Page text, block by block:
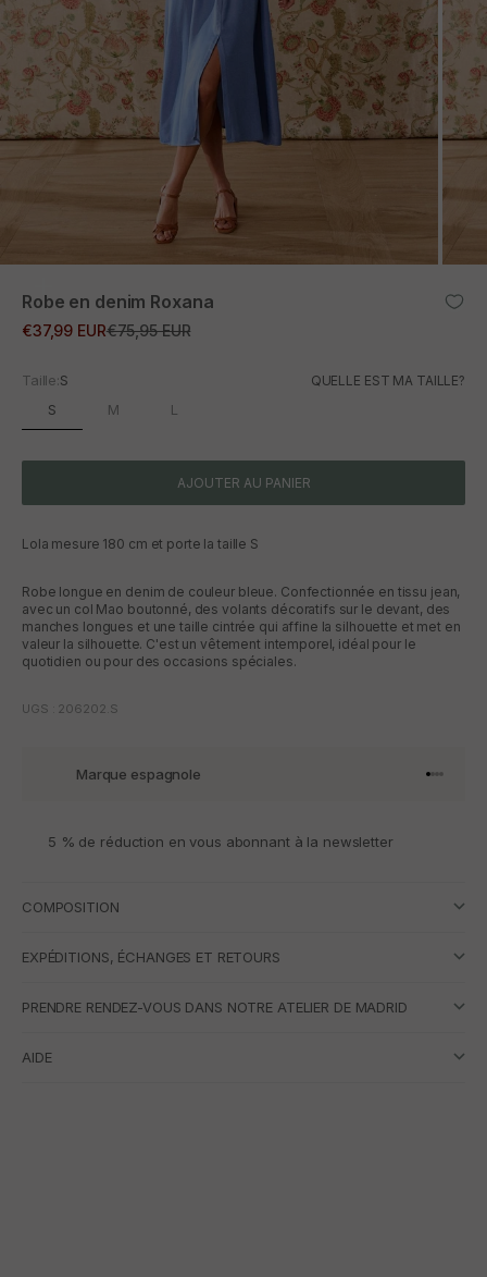
Robe en denim Roxana
Prix promotionnel
€37,99 EURPrix normal
€75,95 EUR
Taille:S QUELLE EST MA TAILLE?
S M L
AJOUTER AU PANIER
Lola mesure 180 cm et porte la taille S
Robe longue en denim de couleur bleue. Confectionnée en tissu jean,
avec un col Mao boutonné, des volants décoratifs sur le devant, des
manches longues et une taille cintrée qui affine la silhouette et met en
valeur la silhouette. C'est un vêtement intemporel, idéal pour le
quotidien ou pour des occasions spéciales.
UGS : 206202.S
Marque espagnole Aller à
Aller à
Aller à
Aller
5 % de réduction en vous abonnant à la newsletter
COMPOSITION
EXPÉDITIONS, ÉCHANGES ET RETOURS
PRENDRE RENDEZ-VOUS DANS NOTRE ATELIER DE MADRID
AIDE